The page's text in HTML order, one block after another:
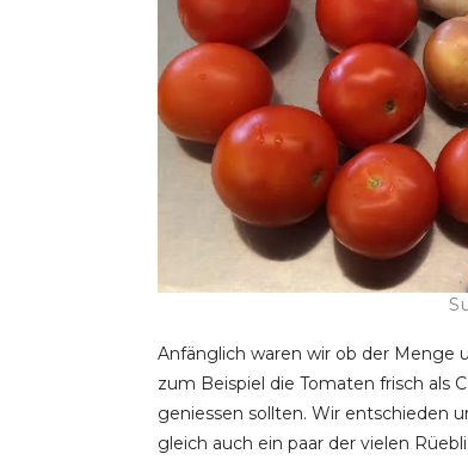
Anfänglich waren wir ob der Menge
zum Beispiel die Tomaten frisch als
geniessen sollten. Wir entschieden
gleich auch ein paar der vielen